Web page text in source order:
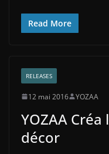
Read More
RELEASES
12 mai 2016 YOZAA
YOZAA
décor